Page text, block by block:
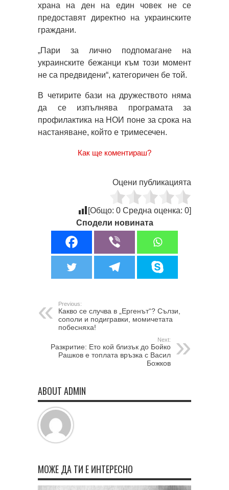
храна на ден на един човек не се
предоставят директно на украинските
граждани.
„Пари за лично подпомагане на
украинските бежанци към този момент
не са предвидени“, категоричен бе той.
В четирите бази на дружеството няма
да се изпълнява програмата за
профилактика на НОИ поне за срока на
настаняване, който е тримесечен.
Как ще коментираш?
Оцени публикацията
[Общо: 0 Средна оценка: 0]
Сподели новината
Previous:
Какво се случва в „Ергенът“? Сълзи,
сополи и подигравки, момичетата
побесняха!
Next:
Разкритие: Ето кой близък до Бойко
Рашков е топлата връзка с Васил
Божков
ABOUT ADMIN
МОЖЕ ДА ТИ Е ИНТЕРЕСНО